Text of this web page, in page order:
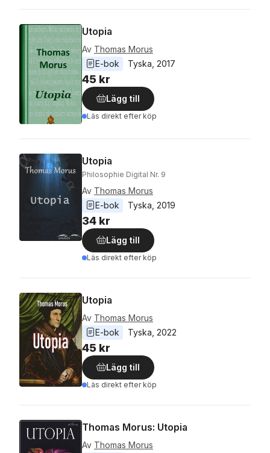
Utopia
Av Thomas Morus
E-bok
Tyska 2017
45 kr
Lägg till
Läs direkt efter köp
Utopia
Philosophie Digital Nr. 9
Av Thomas Morus
E-bok
Tyska 2019
34 kr
Lägg till
Läs direkt efter köp
Utopia
Av Thomas Morus
E-bok
Tyska 2022
45 kr
Lägg till
Läs direkt efter köp
Thomas Morus: Utopia
Av Thomas Morus